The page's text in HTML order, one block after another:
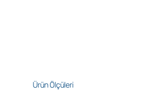
Ürün Ölçüleri